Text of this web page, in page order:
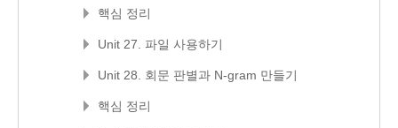
핵심 정리
Unit 27. 파일 사용하기
Unit 28. 회문 판별과 N-gram 만들기
핵심 정리